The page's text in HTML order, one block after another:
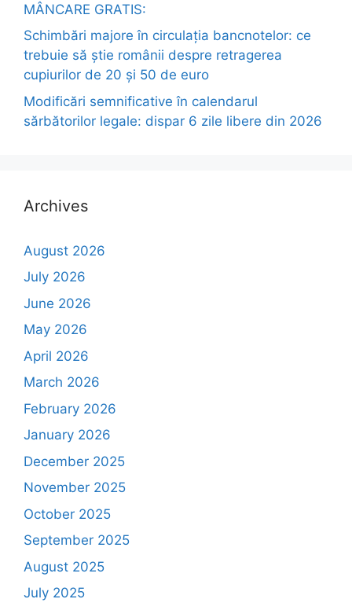
MÂNCARE GRATIS:
Schimbări majore în circulația bancnotelor: ce
trebuie să știe românii despre retragerea
cupiurilor de 20 și 50 de euro
Modificări semnificative în calendarul
sărbătorilor legale: dispar 6 zile libere din 2026
Archives
August 2026
July 2026
June 2026
May 2026
April 2026
March 2026
February 2026
January 2026
December 2025
November 2025
October 2025
September 2025
August 2025
July 2025